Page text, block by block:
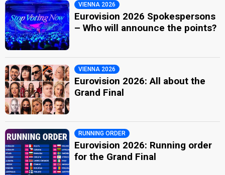
VIENNA 2026
Eurovision 2026 Spokespersons
– Who will announce the points?
VIENNA 2026
Eurovision 2026: All about the
Grand Final
RUNNING ORDER
Eurovision 2026: Running order
for the Grand Final